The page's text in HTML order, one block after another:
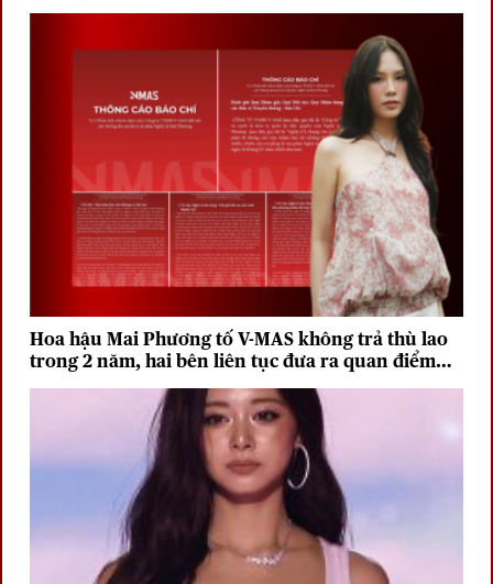
Hoa hậu Mai Phương tố V-MAS không trả thù lao
trong 2 năm, hai bên liên tục đưa ra quan điểm
trái chiều